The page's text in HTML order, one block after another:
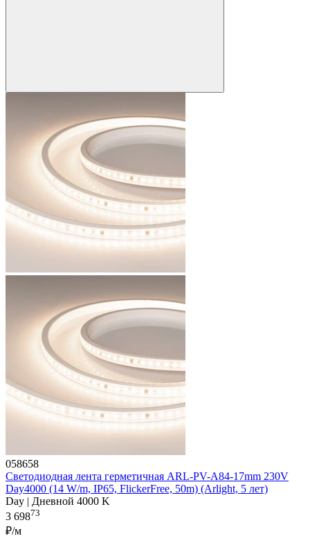
058658
Светодиодная лента герметичная ARL-PV-A84-17mm 230V
Day4000 (14 W/m, IP65, FlickerFree, 50m) (Arlight, 5 лет)
Day | Дневной 4000 K
3 69873
₽/м